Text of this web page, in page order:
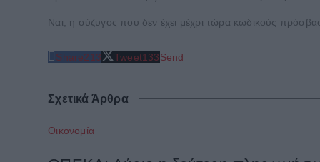
Ναι, η σύζυγος που δεν έχει μέχρι τώρα κωδικούς
Share213 Tweet133Send
Σχετικά Άρθρα
Οικονομία